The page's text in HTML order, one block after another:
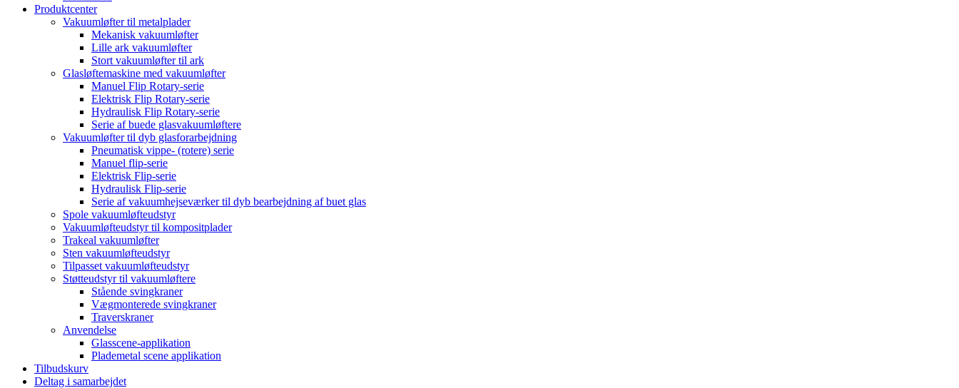
Produktcenter
Vakuumløfter til metalplader
Mekanisk vakuumløfter
Lille ark vakuumløfter
Stort vakuumløfter til ark
Glasløftemaskine med vakuumløfter
Manuel Flip Rotary-serie
Elektrisk Flip Rotary-serie
Hydraulisk Flip Rotary-serie
Serie af buede glasvakuumløftere
Vakuumløfter til dyb glasforarbejdning
Pneumatisk vippe- (rotere) serie
Manuel flip-serie
Elektrisk Flip-serie
Hydraulisk Flip-serie
Serie af vakuumhejseværker til dyb bearbejdning af buet glas
Spole vakuumløfteudstyr
Vakuumløfteudstyr til kompositplader
Trakeal vakuumløfter
Sten vakuumløfteudstyr
Tilpasset vakuumløfteudstyr
Støtteudstyr til vakuumløftere
Stående svingkraner
Vægmonterede svingkraner
Traverskraner
Anvendelse
Glasscene-applikation
Plademetal scene applikation
Tilbudskurv
Deltag i samarbejdet